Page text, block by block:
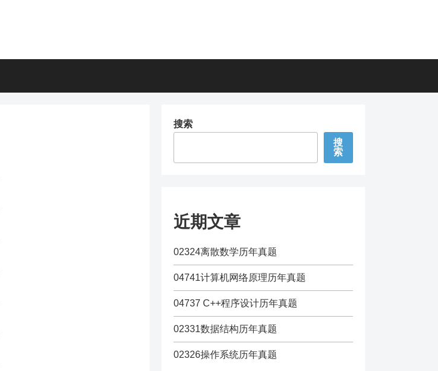
搜索
搜
索
近期文章
02324离散数学历年真题
04741计算机网络原理历年真题
04737 C++程序设计历年真题
02331数据结构历年真题
02326操作系统历年真题